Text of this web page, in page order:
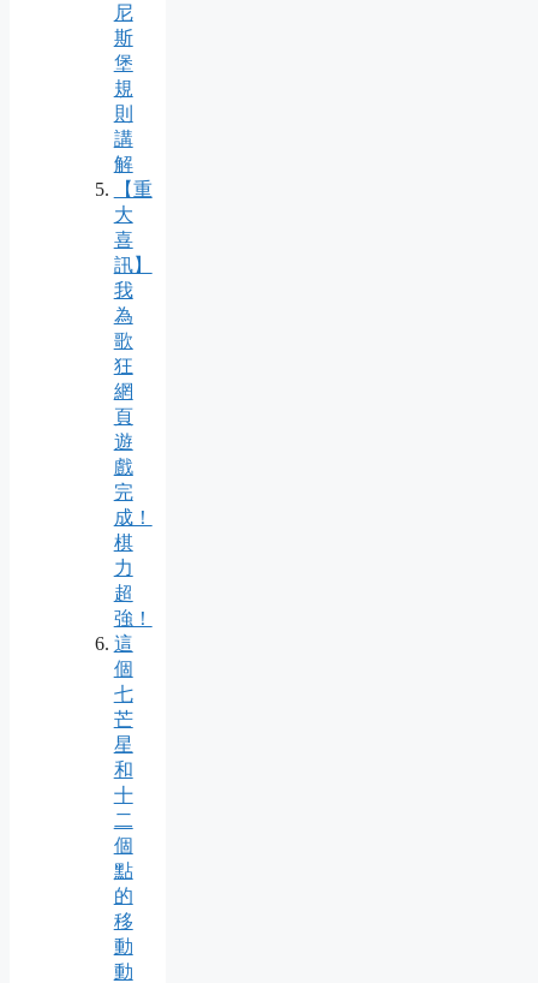
尼
斯
堡
規
則
講
解
【重
大
喜
訊】
我
為
歌
狂
網
頁
遊
戲
完
成！
棋
力
超
強！
這
個
七
芒
星
和
十
二
個
點
的
移
動
動